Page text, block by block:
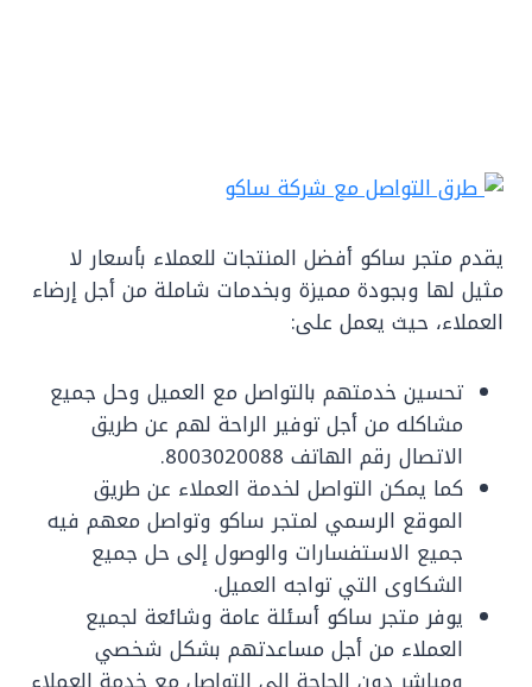
يقدم متجر ساكو أفضل المنتجات للعملاء بأسعار لا
مثيل لها وبجودة مميزة وبخدمات شاملة من أجل إرضاء
العملاء، حيث يعمل على:
تحسين خدمتهم بالتواصل مع العميل وحل جميع
مشاكله من أجل توفير الراحة لهم عن طريق
الاتصال رقم الهاتف 8003020088.
كما يمكن التواصل لخدمة العملاء عن طريق
الموقع الرسمي لمتجر ساكو وتواصل معهم فيه
جميع الاستفسارات والوصول إلى حل جميع
الشكاوى التي تواجه العميل.
يوفر متجر ساكو أسئلة عامة وشائعة لجميع
العملاء من أجل مساعدتهم بشكل شخصي